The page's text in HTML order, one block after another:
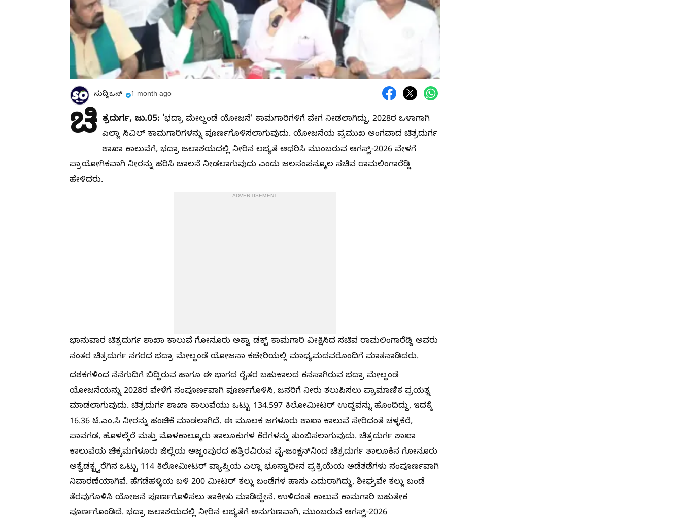
ಸುದ್ದಿಒನ್ 1 month ago
ಚಿ ತ್ರದುರ್ಗ, ಜು.05: 'ಭದ್ರಾ ಮೇಲ್ದಂಡೆ ಯೋಜನೆ' ಕಾಮಗಾರಿಗಳಿಗೆ ವೇಗ ನೀಡಲಾಗಿದ್ದು, 2028ರ ಒಳಾಗಾಗಿ
ಎಲ್ಲಾ ಸಿವಿಲ್ ಕಾಮಗಾರಿಗಳನ್ನು ಪೂರ್ಣಗೊಳಿಸಲಾಗುವುದು. ಯೋಜನೆಯ ಪ್ರಮುಖ ಅಂಗವಾದ ಚಿತ್ರದುರ್ಗ
ಶಾಖಾ ಕಾಲುವೆಗೆ, ಭದ್ರಾ ಜಲಾಶಯದಲ್ಲಿ ನೀರಿನ ಲಭ್ಯತೆ ಆಧರಿಸಿ ಮುಂಬರುವ ಆಗಸ್ಟ್-2026 ವೇಳಗೆ
ಪ್ರಾಯೋಗಿಕವಾಗಿ ನೀರನ್ನು ಹರಿಸಿ ಚಾಲನೆ ನೀಡಲಾಗುವುದು ಎಂದು ಜಲಸಂಪನ್ಮೂಲ ಸಚಿವ ರಾಮಲಿಂಗಾರೆಡ್ಡಿ
ಹೇಳಿದರು.
ADVERTISEMENT
ಭಾನುವಾರ ಚಿತ್ರದುರ್ಗ ಶಾಖಾ ಕಾಲುವೆ ಗೋನೂರು ಅಕ್ವಾ ಡಕ್ಟ್ ಕಾಮಗಾರಿ ವೀಕ್ಷಿಸಿದ ಸಚಿವ ರಾಮಲಿಂಗಾರೆಡ್ಡಿ ಅವರು
ನಂತರ ಚಿತ್ರದುರ್ಗ ನಗರದ ಭದ್ರಾ ಮೇಲ್ದಂಡೆ ಯೋಜನಾ ಕಚೇರಿಯಲ್ಲಿ ಮಾಧ್ಯಮದವರೊಂದಿಗೆ ಮಾತನಾಡಿದರು.
ದಶಕಗಳಿಂದ ನೆನೆಗುದಿಗೆ ಬಿದ್ದಿರುವ ಹಾಗೂ ಈ ಭಾಗದ ರೈತರ ಬಹುಕಾಲದ ಕನಸಾಗಿರುವ ಭದ್ರಾ ಮೇಲ್ದಂಡೆ
ಯೋಜನೆಯನ್ನು 2028ರ ವೇಳೆಗೆ ಸಂಪೂರ್ಣವಾಗಿ ಪೂರ್ಣಗೊಳಿಸಿ, ಜನರಿಗೆ ನೀರು ತಲುಪಿಸಲು ಪ್ರಾಮಾಣಿಕ ಪ್ರಯತ್ನ
ಮಾಡಲಾಗುವುದು. ಚಿತ್ರದುರ್ಗ ಶಾಖಾ ಕಾಲುವೆಯು ಒಟ್ಟು 134.597 ಕಿಲೋಮೀಟರ್ ಉದ್ದವನ್ನು ಹೊಂದಿದ್ದು, ಇದಕ್ಕೆ
16.36 ಟಿ.ಎಂ.ಸಿ ನೀರನ್ನು ಹಂಚಿಕೆ ಮಾಡಲಾಗಿದೆ. ಈ ಮೂಲಕ ಜಗಳೂರು ಶಾಖಾ ಕಾಲುವೆ ಸೇರಿದಂತೆ ಚಳ್ಳಕೆರೆ,
ಪಾವಗಡ, ಹೊಳಲ್ಕೆರೆ ಮತ್ತು ಮೊಳಕಾಲ್ಮೂರು ತಾಲೂಕುಗಳ ಕೆರೆಗಳನ್ನು ತುಂಬಿಸಲಾಗುವುದು. ಚಿತ್ರದುರ್ಗ ಶಾಖಾ
ಕಾಲುವೆಯ ಚಿಕ್ಕಮಗಳೂರು ಜಿಲ್ಲೆಯ ಅಜ್ಜಂಪುರದ ಹತ್ತಿರವಿರುವ ವೈ-ಜಂಕ್ಷನ್‌ನಿಂದ ಚಿತ್ರದುರ್ಗ ತಾಲೂಕಿನ ಗೋನೂರು
ಅಕ್ವೆಡಕ್ಟ್ವರೆಗಿನ ಒಟ್ಟು 114 ಕಿಲೋಮೀಟರ್ ವ್ಯಾಪ್ತಿಯ ಎಲ್ಲಾ ಭೂಸ್ವಾಧೀನ ಪ್ರಕ್ರಿಯೆಯ ಅಡೆತಡೆಗಳು ಸಂಪೂರ್ಣವಾಗಿ
ನಿವಾರಣೆಯಾಗಿವೆ. ಹೆಗಡೆಹಳ್ಳಿಯ ಬಳಿ 200 ಮೀಟರ್ ಕಲ್ಲು ಬಂಡೆಗಳ ಹಾಸು ಎದುರಾಗಿದ್ದು, ಶೀಘ್ರವೇ ಕಲ್ಲು ಬಂಡೆ
ತೆರವುಗೊಳಿಸಿ ಯೋಜನೆ ಪೂರ್ಣಗೊಳಿಸಲು ತಾಕೀತು ಮಾಡಿದ್ದೇನೆ. ಉಳಿದಂತೆ ಕಾಲುವೆ ಕಾಮಗಾರಿ ಬಹುತೇಕ
ಪೂರ್ಣಗೊಂಡಿದೆ. ಭದ್ರಾ ಜಲಾಶಯದಲ್ಲಿ ನೀರಿನ ಲಭ್ಯತೆಗೆ ಅನುಗುಣವಾಗಿ, ಮುಂಬರುವ ಆಗಸ್ಟ್-2026